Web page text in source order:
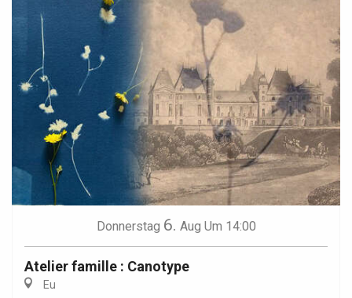
Donnerstag 6. Aug Um 14:00
Atelier famille : Canotype
Eu